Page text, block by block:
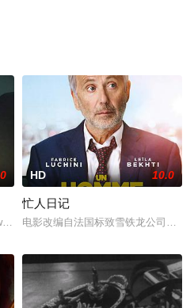
静下来
”的红丝带精神，展示当代大学生互
），一个年轻的女孩拼命捍卫自己的
HD 10.0
忙人日记
电影改编自法国标致雪铁龙公司前任